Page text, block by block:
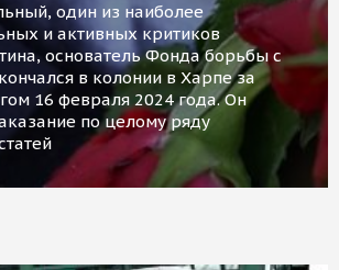
один из наиболее
и активных критиков
основатель Фонда борьбы с
в колонии в Харпе за
16 февраля 2024 года. Он
по целому ряду